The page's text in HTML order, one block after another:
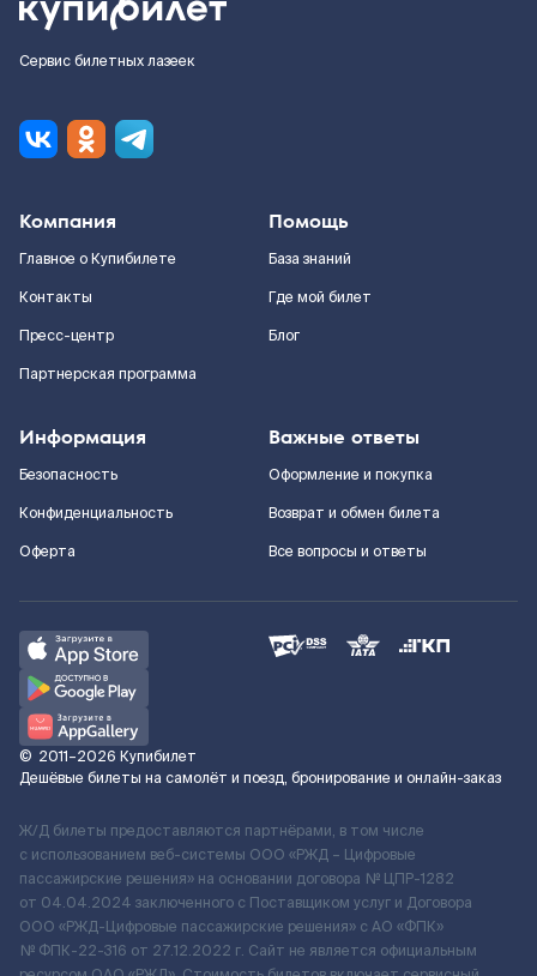
Сервис билетных лазеек
Компания
Главное о Купибилете
Контакты
Пресс-центр
Партнерская программа
Помощь
База знаний
Где мой билет
Блог
Информация
Безопасность
Конфиденциальность
Оферта
Важные ответы
Оформление и покупка
Возврат и обмен билета
Все вопросы и ответы
© 2011–2026 Купибилет
Дешёвые билеты на самолёт и поезд, бронирование и онлайн-заказ
Ж/Д билеты предоставляются партнёрами, в том числе
с использованием веб-системы ООО «РЖД – Цифровые
пассажирские решения» на основании договора № ЦПР-1282
от 04.04.2024 заключенного с Поставщиком услуг и Договора
ООО «РЖД-Цифровые пассажирские решения» c АО «ФПК»
№ ФПК-22-316 от 27.12.2022 г. Сайт не является официальным